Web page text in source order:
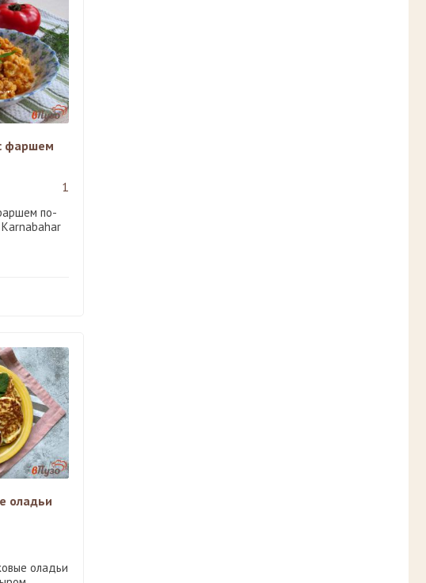
фаршем
1
по-
Karnabahar
оладьи
оладьи